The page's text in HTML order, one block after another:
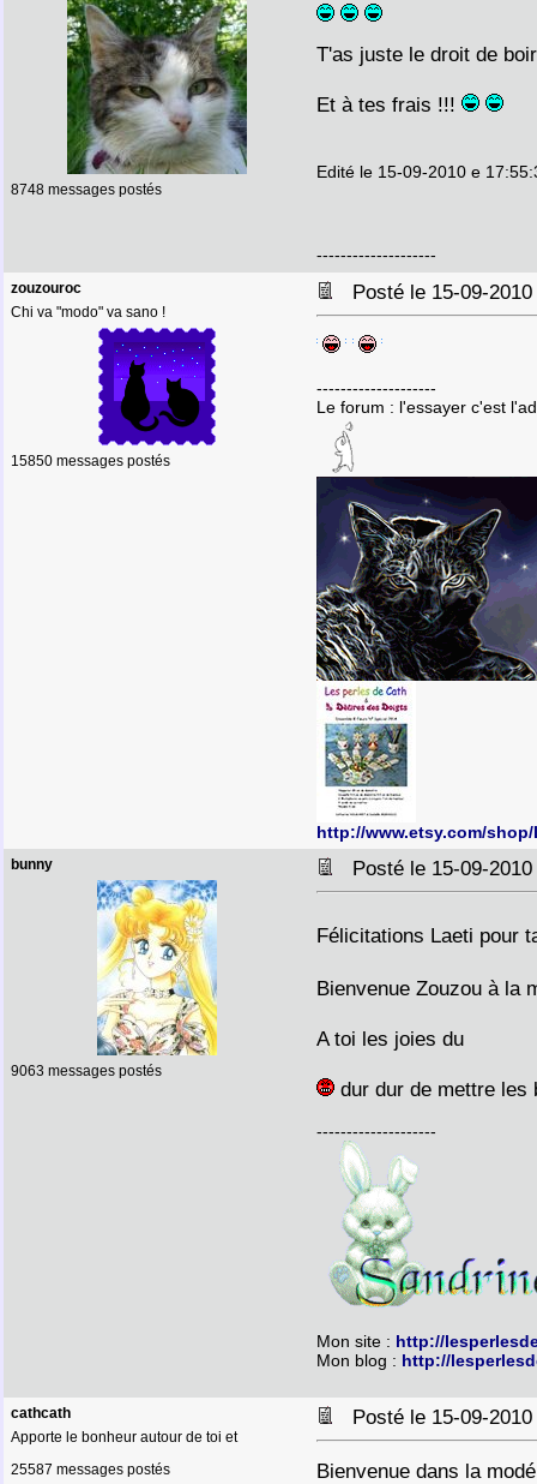
8748 messages postés
T'as juste le droit de
Et à tes frais !!!
Edité le 15-09-2010 e
--------------------
zouzouroc
Chi va "modo" va sano !
15850 messages postés
Posté le 15-09-
--------------------
Le forum : l'essayer c'est
http://www.etsy.com/
bunny
9063 messages postés
Posté le 15-09-
Félicitations Laeti pour
Bienvenue Zouzou à la
A toi les joies du
dur dur de mettre
--------------------
Mon site : http://
Mon blog : http://
cathcath
Apporte le bonheur autour de toi et
25587 messages postés
Posté le 15-09-
Bienvenue dans la